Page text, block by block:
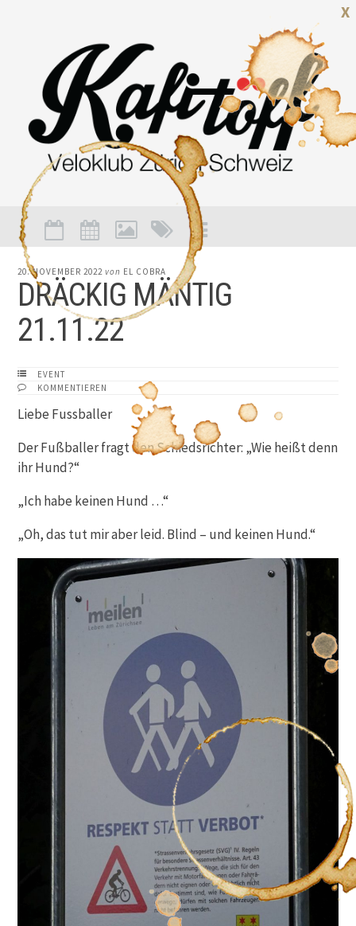
X
20. NOVEMBER 2022 von EL COBRA
DRÄCKIG MÄNTIG
21.11.22
EVENT
KOMMENTIEREN
Liebe Fussballer
Der Fußballer fragt den Schiedsrichter: „Wie heißt denn
ihr Hund?“
„Ich habe keinen Hund …“
„Oh, das tut mir aber leid. Blind – und keinen Hund.“